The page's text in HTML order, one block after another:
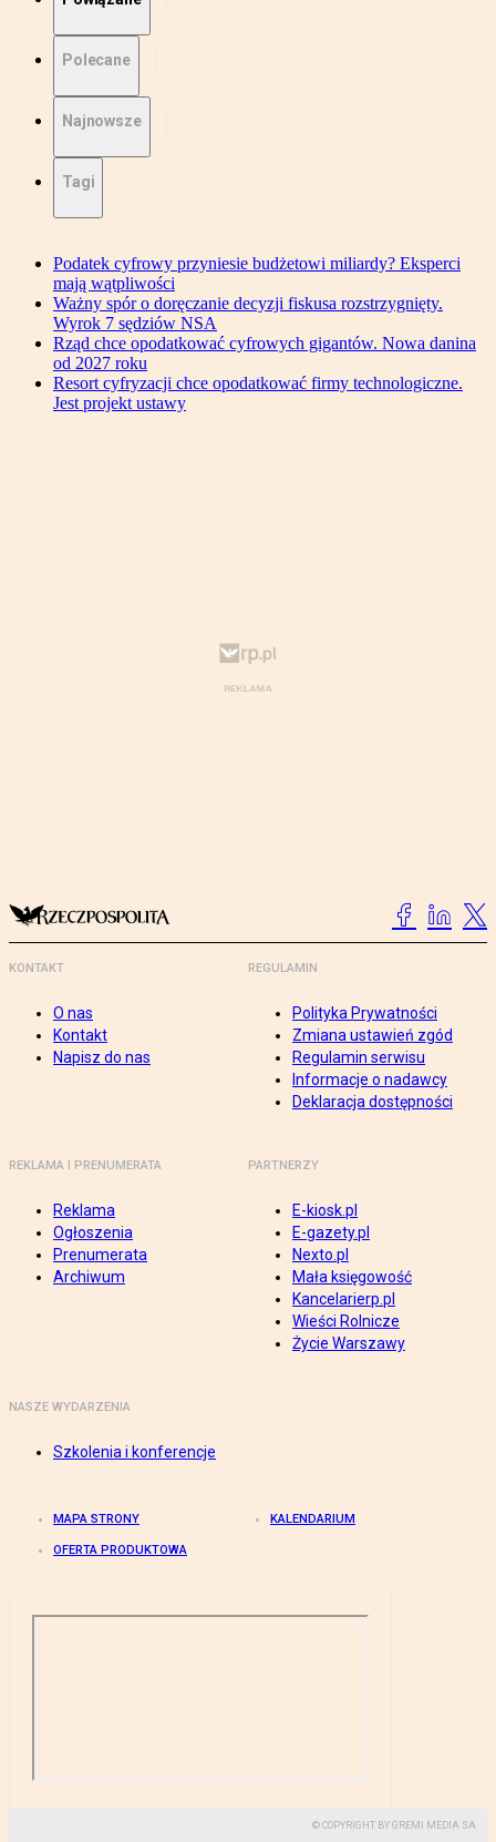
Polecane
Najnowsze
Tagi
Podatek cyfrowy przyniesie budżetowi miliardy? Eksperci
mają wątpliwości
Ważny spór o doręczanie decyzji fiskusa rozstrzygnięty.
Wyrok 7 sędziów NSA
Rząd chce opodatkować cyfrowych gigantów. Nowa danina
od 2027 roku
Resort cyfryzacji chce opodatkować firmy technologiczne.
Jest projekt ustawy
KONTAKT
O nas
Kontakt
Napisz do nas
REGULAMIN
Polityka Prywatności
Zmiana ustawień zgód
Regulamin serwisu
Informacje o nadawcy
Deklaracja dostępności
REKLAMA I PRENUMERATA
Reklama
Ogłoszenia
Prenumerata
Archiwum
PARTNERZY
E-kiosk.pl
E-gazety.pl
Nexto.pl
Mała księgowość
Kancelarierp.pl
Wieści Rolnicze
Życie Warszawy
NASZE WYDARZENIA
Szkolenia i konferencje
MAPA STRONY KALENDARIUM
OFERTA PRODUKTOWA
© COPYRIGHT BY GREMI MEDIA SA